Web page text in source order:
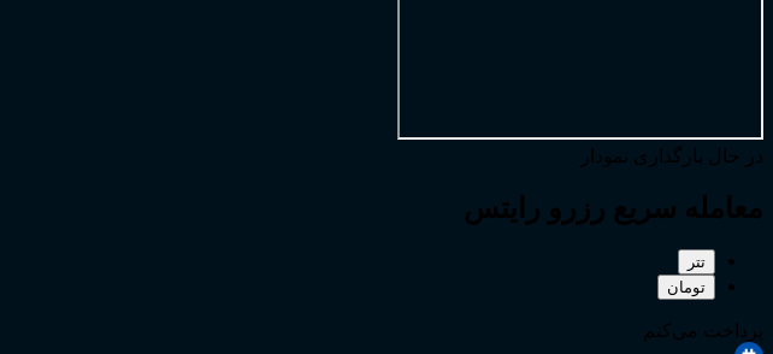
در حال بارگذاری نمودار
معامله سریع رزرو رایتس
تتر
تومان
پرداخت می‌کنم